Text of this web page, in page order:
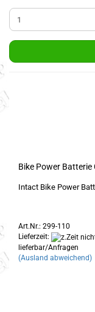
Bike Power Batterie
Intact Bike Power
Art.Nr.: 299-110
Lieferzeit:
lieferbar/Anfragen
(Ausland abweichend)